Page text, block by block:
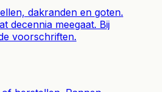
dakranden en goten.
decennia meegaat. Bij
voorschriften.